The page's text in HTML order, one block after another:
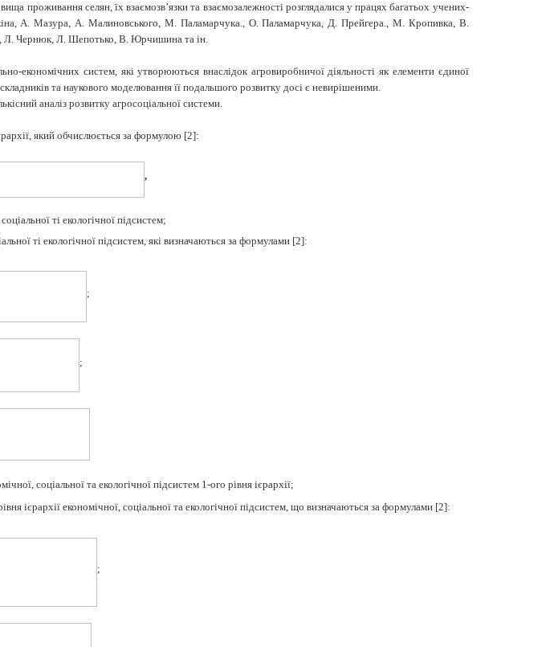
проживання селян,їх взаємозв’язки та взаємозалежності розглядалися у працях багатьох учених-
,А.Мазура,А. Малиновського, М. Паламарчука., О.Паламарчука,Д.Прейгера., М. Кропивка, В.
, Л. Чернюк, Л. Шепотько, В. Юрчишина та ін.
економічних систем, які утворюються внаслідок агровиробничої діяльності як елементи єдиної
та наукового моделювання її подальшого розвитку досі є невирішеними.
аналіз розвитку агросоціальної системи.
який обчислюється за формулою [2]:
,
ті екологічної підсистем;
ті екологічної підсистем, які визначаються за формулами [2]:
;
;
соціальної та екологічної підсистем 1-ого рівня ієрархії;
ієрархії економічної, соціальної та екологічної підсистем, що визначаються за формулами [2]:
;